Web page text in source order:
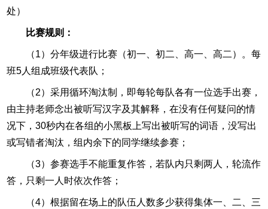
处）
比赛规则：
（1）分年级进行比赛（初一、初二、高一、高二）。每
班5人组成班级代表队；
（2）采用循环淘汰制，即每轮每队各有一位选手出赛，
由主持老师念出被听写汉字及其解释，在没有任何疑问的情
况下，30秒内在各组的小黑板上写出被听写的词语，没写出
或写错者淘汰，组内余下的同学继续参赛；
（3）参赛选手不能重复作答，若队内只剩两人，轮流作
答，只剩一人时依次作答；
（4）根据留在场上的队伍人数多少获得集体一、二、三